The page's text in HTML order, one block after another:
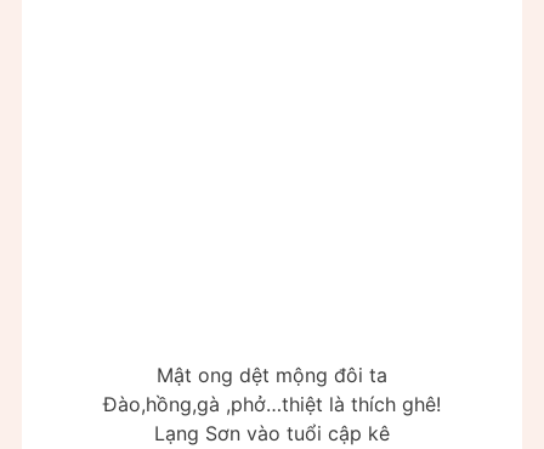
Mật ong dệt mộng đôi ta
Đào,hồng,gà ,phở…thiệt là thích ghê!
Lạng Sơn vào tuổi cập kê